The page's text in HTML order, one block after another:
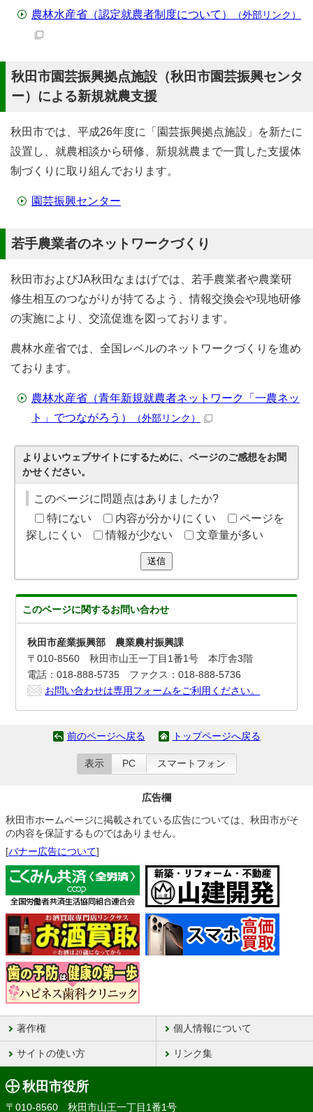
農林水産省（認定就農者制度について） （外部リンク）
秋田市園芸振興拠点施設（秋田市園芸振興センタ
ー）による新規就農支援
秋田市では、平成26年度に「園芸振興拠点施設」を新たに
設置し、就農相談から研修、新規就農まで一貫した支援体
制づくりに取り組んでおります。
園芸振興センター
若手農業者のネットワークづくり
秋田市およびJA秋田なまはげでは、若手農業者や農業研
修生相互のつながりが持てるよう、情報交換会や現地研修
の実施により、交流促進を図っております。
農林水産省では、全国レベルのネットワークづくりを進め
ております。
農林水産省（青年新規就農者ネットワーク「一農ネッ
ト」でつながろう）
（外部リンク）
よりよいウェブサイトにするために、ページのご感想をお聞
かせください。
このページに問題点はありましたか?
特にない
内容が分かりにくい
ページを
探しにくい
情報が少ない 文章量が多い
送信
このページに関するお問い合わせ
秋田市産業振興部 農業農村振興課
〒010-8560 秋田市山王一丁目1番1号 本庁舎3階
電話：018-888-5735 ファクス：018-888-5736
お問い合わせは専用フォームをご利用ください。
前のページへ戻る トップページへ戻る
表示 PC スマートフォン
広告欄
秋田市ホームページに掲載されている広告については、秋田市がそ
の内容を保証するものではありません。
[バナー広告について]
著作権 個人情報について
サイトの使い方 リンク集
秋田市役所
〒010-8560 秋田市山王一丁目1番1号